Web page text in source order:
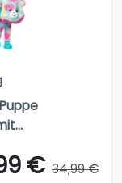
€ 34,99 €